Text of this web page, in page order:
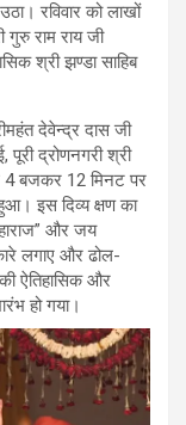
रविवार को लाखों
गुरु राम राय जी
श्री झण्डा साहिब
देवेन्द्र दास जी
द्रोणनगरी श्री
4 बजकर 12 मिनट पर
इस दिव्य क्षण का
और जय
लगाए और ढोल-
ऐतिहासिक और
हो गया।